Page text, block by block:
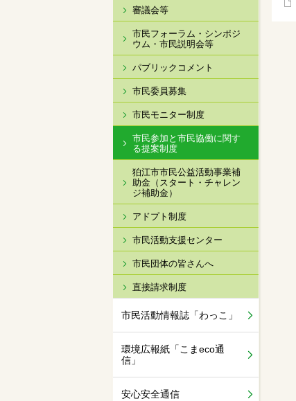
審議会等
市民フォーラム・シンポジ
ウム・市民説明会等
パブリックコメント
市民委員募集
市民モニター制度
市民参加と市民協働に関す
る提案制度
狛江市市民公益活動事業補
助金（スタート・チャレン
ジ補助金）
アドプト制度
市民活動支援センター
市民団体の皆さんへ
直接請求制度
市民活動情報誌「わっこ」
環境広報紙「こまeco通
信」
安心安全通信